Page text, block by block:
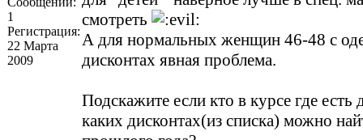
1
Регистрация:
22 Марта
2009
смотреть
А для нормальных женщин 46-48 с
дисконтах явная проблема.
Подскажите если кто в курсе где есть
каких дисконтах(из списка) можно